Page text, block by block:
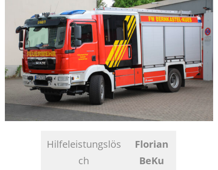
Hilfeleistungslös
ch
Florian
BeKu